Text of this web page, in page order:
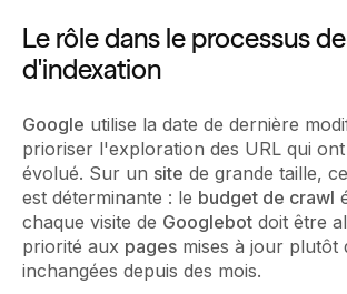
Le rôle dans le processus
d'indexation
Google utilise la date de dernière
prioriser l'exploration des URL qui
évolué. Sur un site de grande taille,
est déterminante : le budget de crawl
chaque visite de Googlebot doit être
priorité aux pages mises à jour plutôt
inchangées depuis des mois.